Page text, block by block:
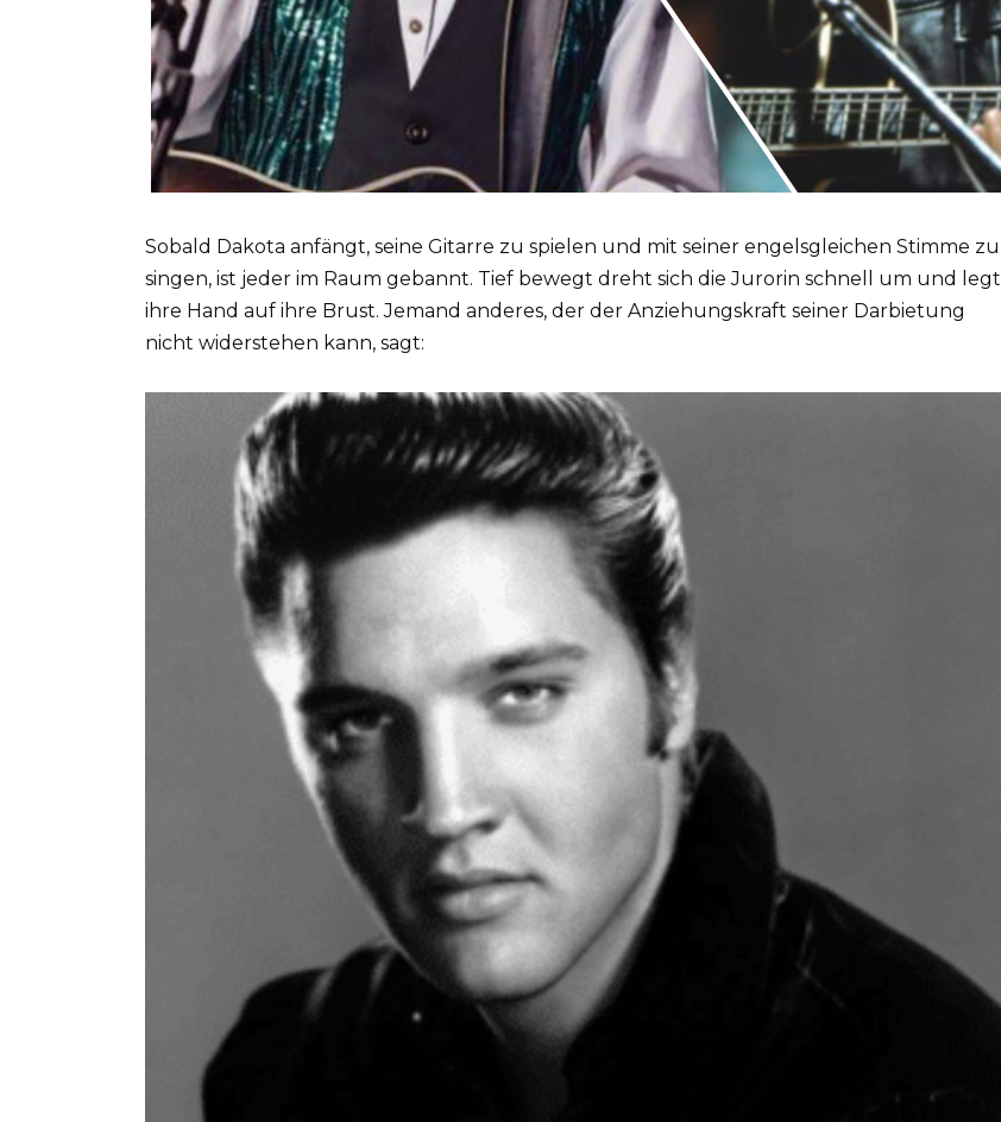
Sobald Dakota anfängt, seine Gitarre zu spielen und mit seiner engelsgleichen Stimme zu
singen, ist jeder im Raum gebannt. Tief bewegt dreht sich die Jurorin schnell um und legt
ihre Hand auf ihre Brust. Jemand anderes, der der Anziehungskraft seiner Darbietung
nicht widerstehen kann, sagt: